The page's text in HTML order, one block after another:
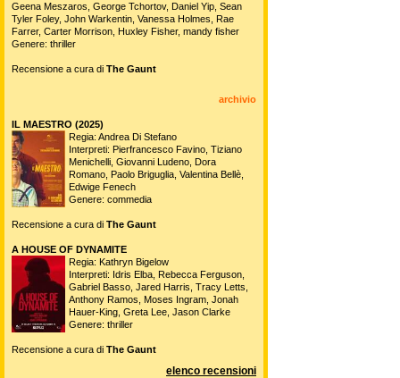
Geena Meszaros, George Tchortov, Daniel Yip, Sean
Tyler Foley, John Warkentin, Vanessa Holmes, Rae
Farrer, Carter Morrison, Huxley Fisher, mandy fisher
Genere: thriller
Recensione a cura di The Gaunt
archivio
IL MAESTRO (2025)
Regia: Andrea Di Stefano
Interpreti: Pierfrancesco Favino, Tiziano
Menichelli, Giovanni Ludeno, Dora
Romano, Paolo Briguglia, Valentina Bellè,
Edwige Fenech
Genere: commedia
Recensione a cura di The Gaunt
A HOUSE OF DYNAMITE
Regia: Kathryn Bigelow
Interpreti: Idris Elba, Rebecca Ferguson,
Gabriel Basso, Jared Harris, Tracy Letts,
Anthony Ramos, Moses Ingram, Jonah
Hauer-King, Greta Lee, Jason Clarke
Genere: thriller
Recensione a cura di The Gaunt
elenco recensioni